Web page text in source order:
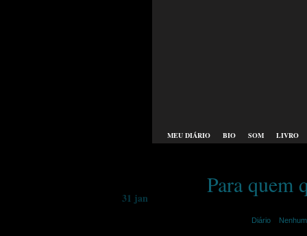
MEU DIÁRIO BIO SOM LIVRO
Para quem
31 jan
Diário